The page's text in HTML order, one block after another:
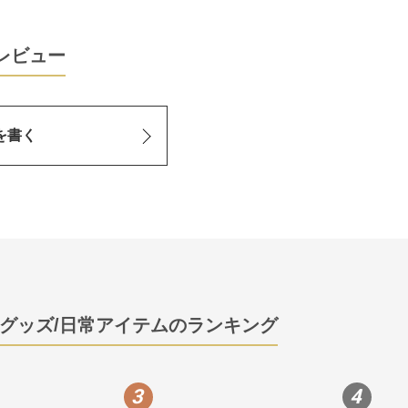
ビュー
書く
グッズ/日常アイテムのランキング
3 4